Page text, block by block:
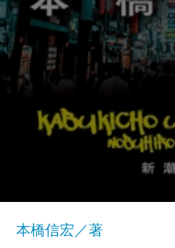
本橋信宏／著